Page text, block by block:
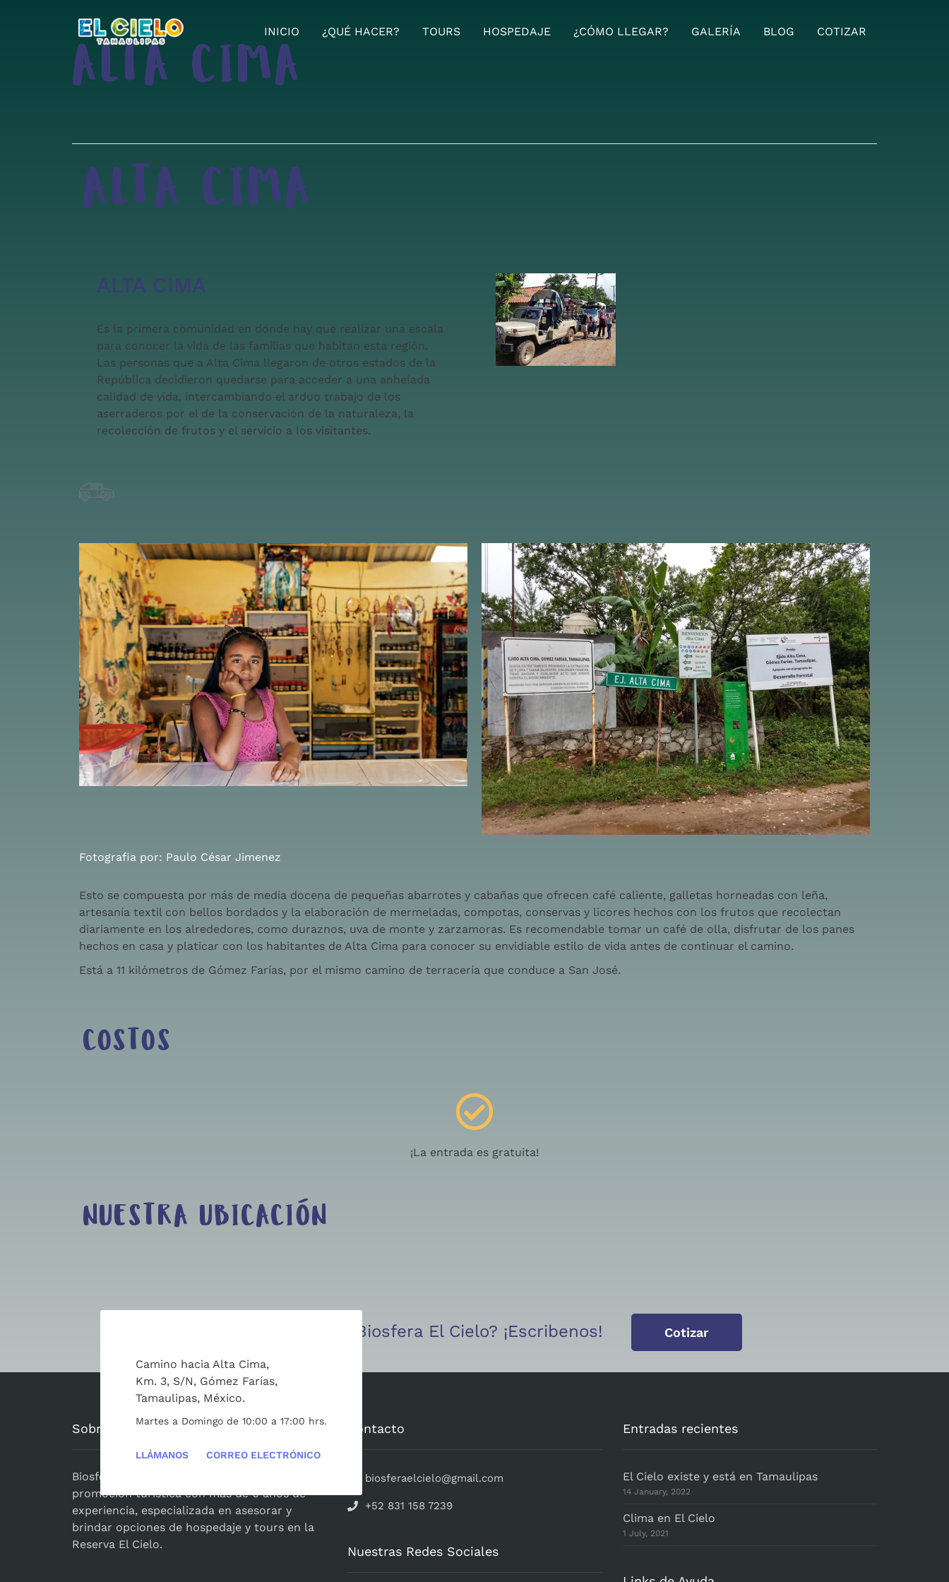
INICIO ¿QUÉ HACER? TOURS HOSPEDAJE ¿CÓMO LLEGAR? GALERÍA BLOG COTIZAR
ALTA CIMA
ALTA CIMA
ALTA CIMA
Es la primera comunidad en donde hay que realizar una escala
para conocer la vida de las familias que habitan esta región.
Las personas que a Alta Cima llegaron de otros estados de la
República decidieron quedarse para acceder a una anhelada
calidad de vida, intercambiando el arduo trabajo de los
aserraderos por el de la conservación de la naturaleza, la
recolección de frutos y el servicio a los visitantes.
Fotografia por: Paulo César Jimenez
Esto se compuesta por más de media docena de pequeñas abarrotes y cabañas que ofrecen café caliente, galletas horneadas con leña,
artesanía textil con bellos bordados y la elaboración de mermeladas, compotas, conservas y licores hechos con los frutos que recolectan
diariamente en los alrededores, como duraznos, uva de monte y zarzamoras. Es recomendable tomar un café de olla, disfrutar de los panes
hechos en casa y platicar con los habitantes de Alta Cima para conocer su envidiable estilo de vida antes de continuar el camino.
Está a 11 kilómetros de Gómez Farías, por el mismo camino de terracería que conduce a San José.
COSTOS
¡La entrada es gratuita!
NUESTRA UBICACIÓN
Camino hacia Alta Cima,
Km. 3, S/N, Gómez Farías,
Tamaulipas, México.
Martes a Domingo de 10:00 a 17:00 hrs.
LLÁMANOS CORREO ELECTRÓNICO
¿Quieres visitar la Biosfera El Cielo? ¡Escribenos! Cotizar
Sobre Nosotros
BiosferaElCielo.com
promoción turistica con más de 6 años de
experiencia, especializada en asesorar y
brindar opciones de hospedaje y tours en la
Reserva El Cielo.
Contacto
biosferaelcielo@gmail.com
+52 831 158 7239
Nuestras Redes Sociales
Entradas recientes
El Cielo existe y está en Tamaulipas
14 January, 2022
Clima en El Cielo
1 July, 2021